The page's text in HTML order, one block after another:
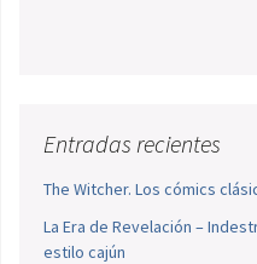
Entradas recientes
The Witcher. Los cómics
La Era de Revelación –
estilo cajún